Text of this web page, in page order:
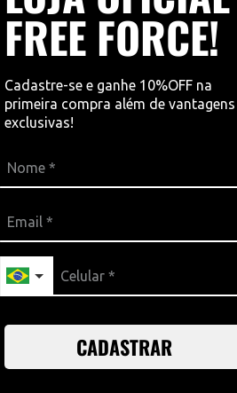
FREE FORCE!
Cadastre-se e ganhe 10%OFF na
primeira compra além de vantagens
exclusivas!
CADASTRAR
BANDANA BICYCLE PRETO/ROSA